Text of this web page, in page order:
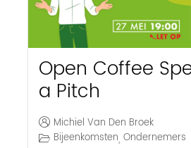
Open Coffee
a Pitch
Michiel Van Den Broek
Bijeenkomsten, Ondernemers